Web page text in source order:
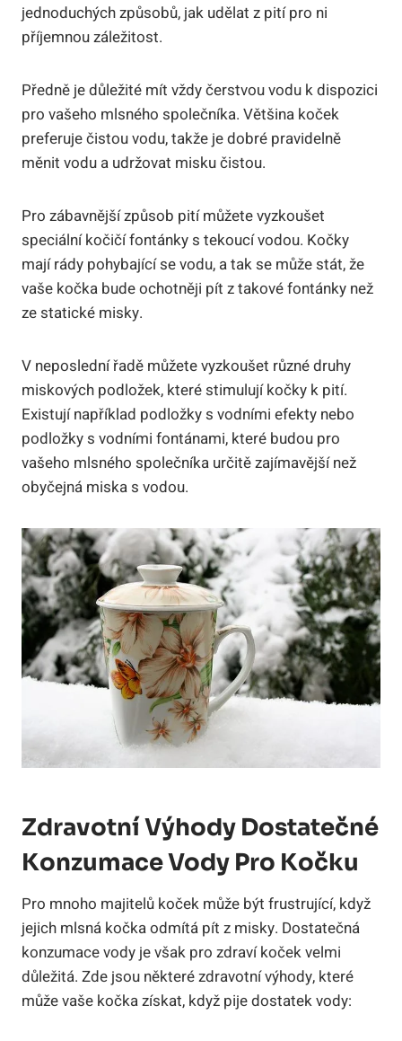
jednoduchých způsobů, jak udělat z pití pro ni
příjemnou záležitost.
Předně je důležité mít vždy čerstvou vodu k dispozici
pro vašeho mlsného společníka. Většina koček
preferuje čistou vodu, takže je dobré pravidelně
měnit vodu a udržovat misku čistou.
Pro zábavnější způsob pití můžete vyzkoušet
speciální kočičí fontánky s tekoucí vodou. Kočky
mají rády pohybající se vodu, a tak se může stát, že
vaše kočka bude ochotněji pít z takové fontánky než
ze statické misky.
V neposlední řadě můžete vyzkoušet různé druhy
miskových podložek, které stimulují kočky k pití.
Existují například podložky s vodními efekty nebo
podložky s vodními fontánami, které budou pro
vašeho mlsného společníka určitě zajímavější než
obyčejná miska s vodou.
Zdravotní Výhody Dostatečné
Konzumace Vody Pro Kočku
Pro mnoho majitelů koček může být frustrující, když
jejich mlsná kočka odmítá pít z misky. Dostatečná
konzumace vody je však pro zdraví koček velmi
důležitá. Zde jsou některé zdravotní výhody, které
může vaše kočka získat, když pije dostatek vody: